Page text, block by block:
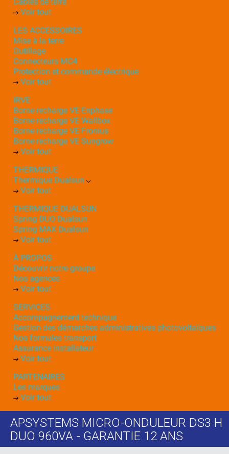
Voir tout
LES ACCESSOIRES
Mise à la terre
Outillage
Connecteurs MC4
Protection et commande électrique
Voir tout
IRVE
Borne recharge VE Enphase
Borne recharge VE Wallbox
Borne recharge VE Fronius
Borne recharge VE Sungrow
Voir tout
THERMIQUE
Thermique Dualsun
Voir tout
THERMIQUE DUALSUN
Spring DUO Dualsun
Spring MAX Dualsun
Voir tout
À PROPOS
Découvrir notre groupe
Nos agences
Voir tout
SERVICES
Accompagnement technique
Gestion des démarches administratives photovoltaïques
Nos formules transport
Assurance installateur
Voir tout
PARTENAIRES
Les marques
Voir tout
APSYSTEMS MICRO-ONDULEUR DS3 H
DUO 960VA - GARANTIE 12 ANS